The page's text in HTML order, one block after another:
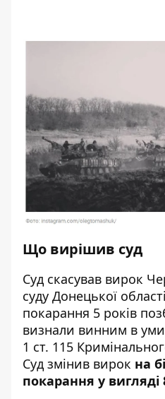
Що вирішив суд
Суд скасував вирок
суду Донецької
покарання 5 років
визнали винним в
1 ст. 115
Суд змінив вирок на
покарання у вигляді